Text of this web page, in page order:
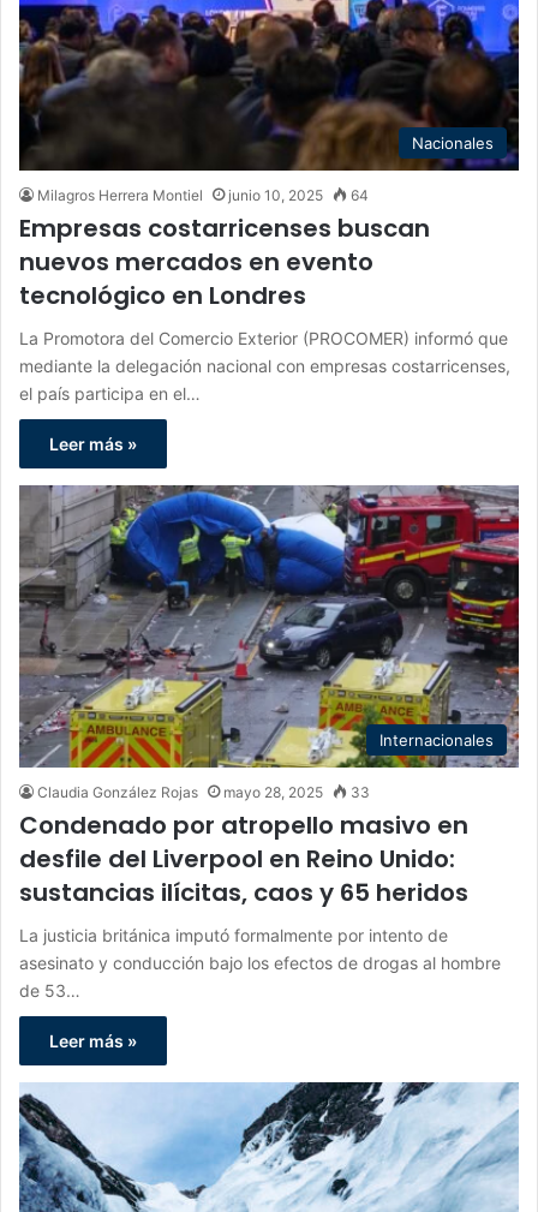
Nacionales
Milagros Herrera Montiel junio 10, 2025 64
Empresas costarricenses buscan
nuevos mercados en evento
tecnológico en Londres
La Promotora del Comercio Exterior (PROCOMER) informó que
mediante la delegación nacional con empresas costarricenses,
el país participa en el…
Leer más »
Internacionales
Claudia González Rojas mayo 28, 2025 33
Condenado por atropello masivo en
desfile del Liverpool en Reino Unido:
sustancias ilícitas, caos y 65 heridos
La justicia británica imputó formalmente por intento de
asesinato y conducción bajo los efectos de drogas al hombre
de 53…
Leer más »